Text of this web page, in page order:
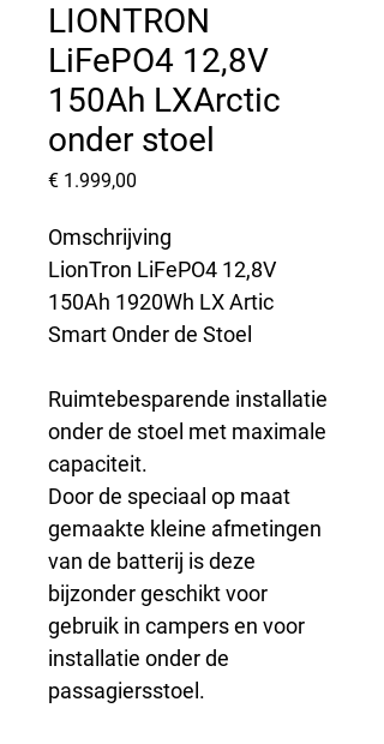
LIONTRON
LiFePO4 12,8V
150Ah LXArctic
onder stoel
€ 1.999,00
Omschrijving
LionTron LiFePO4 12,8V
150Ah 1920Wh LX Artic
Smart Onder de Stoel
Ruimtebesparende installatie
onder de stoel met maximale
capaciteit.
Door de speciaal op maat
gemaakte kleine afmetingen
van de batterij is deze
bijzonder geschikt voor
gebruik in campers en voor
installatie onder de
passagiersstoel.